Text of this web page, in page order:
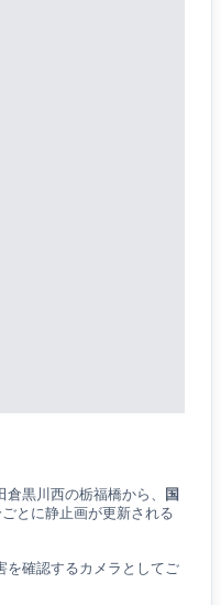
黒川西の栃福橋から、 国
とに静止画が更新される
を確認するカメラとしてご